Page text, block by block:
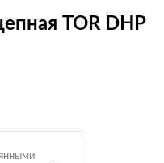
TOR DHP